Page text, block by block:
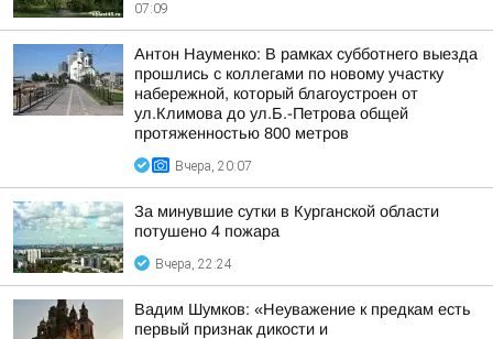
07:09
Антон Науменко: В рамках субботнего выезда
прошлись с коллегами по новому участку
набережной, который благоустроен от
ул.Климова до ул.Б.-Петрова общей
протяженностью 800 метров
Вчера, 20:07
За минувшие сутки в Курганской области
потушено 4 пожара
Вчера, 22:24
Вадим Шумков: «Неуважение к предкам есть
первый признак дикости и